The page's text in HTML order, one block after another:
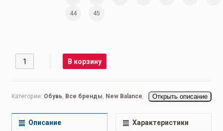
44 45
Количество В корзину
Категории: Обувь, Все бренды, New Balance, New Balance 999,Nike
Повседневные мужские
Открыть описание
Описание Характеристики